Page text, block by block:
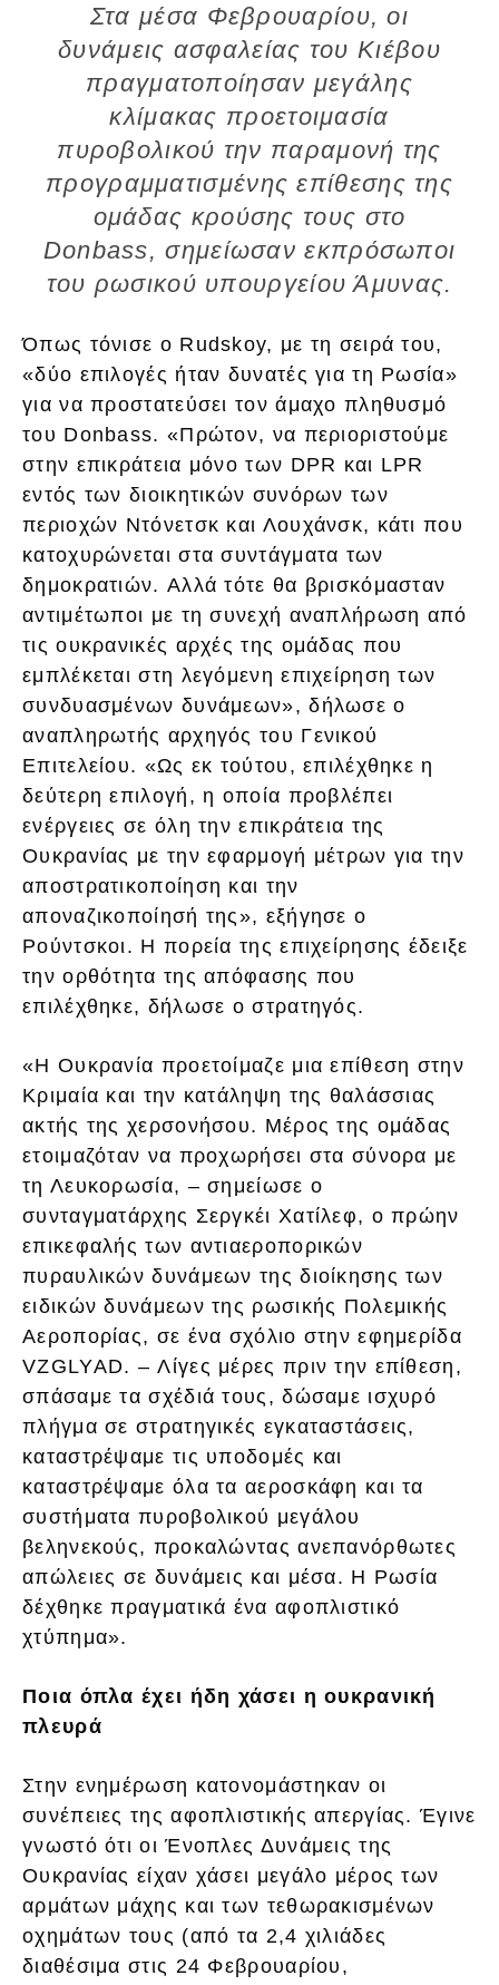
Στα μέσα Φεβρουαρίου, οι
δυνάμεις ασφαλείας του Κιέβου
πραγματοποίησαν μεγάλης
κλίμακας προετοιμασία
πυροβολικού την παραμονή της
προγραμματισμένης επίθεσης της
ομάδας κρούσης τους στο
Donbass, σημείωσαν εκπρόσωποι
του ρωσικού υπουργείου Άμυνας.
Όπως τόνισε ο Rudskoy, με τη σειρά του,
«δύο επιλογές ήταν δυνατές για τη Ρωσία»
για να προστατεύσει τον άμαχο πληθυσμό
του Donbass. «Πρώτον, να περιοριστούμε
στην επικράτεια μόνο των DPR και LPR
εντός των διοικητικών συνόρων των
περιοχών Ντόνετσκ και Λουχάνσκ, κάτι που
κατοχυρώνεται στα συντάγματα των
δημοκρατιών. Αλλά τότε θα βρισκόμασταν
αντιμέτωποι με τη συνεχή αναπλήρωση από
τις ουκρανικές αρχές της ομάδας που
εμπλέκεται στη λεγόμενη επιχείρηση των
συνδυασμένων δυνάμεων», δήλωσε ο
αναπληρωτής αρχηγός του Γενικού
Επιτελείου. «Ως εκ τούτου, επιλέχθηκε η
δεύτερη επιλογή, η οποία προβλέπει
ενέργειες σε όλη την επικράτεια της
Ουκρανίας με την εφαρμογή μέτρων για την
αποστρατικοποίηση και την
αποναζικοποίησή της», εξήγησε ο
Ρούντσκοι. Η πορεία της επιχείρησης έδειξε
την ορθότητα της απόφασης που
επιλέχθηκε, δήλωσε ο στρατηγός.
«Η Ουκρανία προετοίμαζε μια επίθεση στην
Κριμαία και την κατάληψη της θαλάσσιας
ακτής της χερσονήσου. Μέρος της ομάδας
ετοιμαζόταν να προχωρήσει στα σύνορα με
τη Λευκορωσία, – σημείωσε ο
συνταγματάρχης Σεργκέι Χατίλεφ, ο πρώην
επικεφαλής των αντιαεροπορικών
πυραυλικών δυνάμεων της διοίκησης των
ειδικών δυνάμεων της ρωσικής Πολεμικής
Αεροπορίας, σε ένα σχόλιο στην εφημερίδα
VZGLYAD. – Λίγες μέρες πριν την επίθεση,
σπάσαμε τα σχέδιά τους, δώσαμε ισχυρό
πλήγμα σε στρατηγικές εγκαταστάσεις,
καταστρέψαμε τις υποδομές και
καταστρέψαμε όλα τα αεροσκάφη και τα
συστήματα πυροβολικού μεγάλου
βεληνεκούς, προκαλώντας ανεπανόρθωτες
απώλειες σε δυνάμεις και μέσα. Η Ρωσία
δέχθηκε πραγματικά ένα αφοπλιστικό
χτύπημα».
Ποια όπλα έχει ήδη χάσει η ουκρανική
πλευρά
Στην ενημέρωση κατονομάστηκαν οι
συνέπειες της αφοπλιστικής απεργίας. Έγινε
γνωστό ότι οι Ένοπλες Δυνάμεις της
Ουκρανίας είχαν χάσει μεγάλο μέρος των
αρμάτων μάχης και των τεθωρακισμένων
οχημάτων τους (από τα 2,4 χιλιάδες
διαθέσιμα στις 24 Φεβρουαρίου,